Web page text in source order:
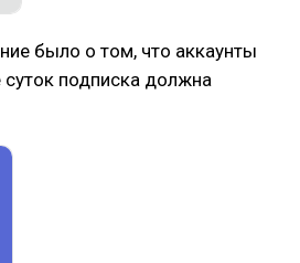
было о том, что аккаунты
суток подписка должна